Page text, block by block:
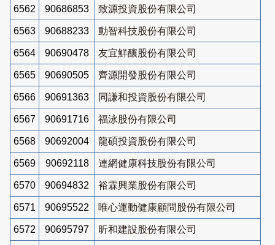
6562 90686853 致源投資股份有限公司
6563 90688233 動智科技股份有限公司
6564 90690478 友宜鮮釀股份有限公司
6565 90690505 齊源開發股份有限公司
6566 90691363 同謙和投資股份有限公司
6567 90691716 福泳股份有限公司
6568 90692004 龍碩投資股份有限公司
6569 90692118 連網健康科技股份有限公司
6570 90694832 裕霖興業股份有限公司
6571 90695522 唯心運動健康顧問股份有限公司
6572 90695797 昕和建設股份有限公司